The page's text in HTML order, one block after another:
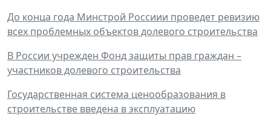
До конца года Минстрой Россиии проведет ревизию
всех проблемных объектов долевого строительства
В России учрежден Фонд защиты прав граждан –
участников долевого строительства
Государственная система ценообразования в
строительстве введена в эксплуатацию